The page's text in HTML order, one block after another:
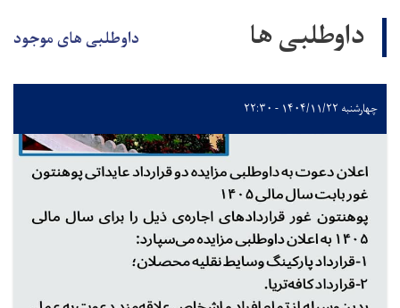
داوطلبی ها داوطلبی های موجود
چهارشنبه ۱۴۰۴/۱۱/۲۲ - ۲۲:۳۰